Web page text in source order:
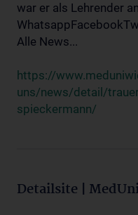
war er als Lehrender
Alle News...
https://
uns/news/detail/
spieckermann/
Detailsite |